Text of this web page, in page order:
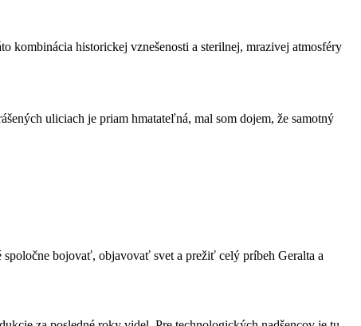
kombinácia historickej vznešenosti a sterilnej, mrazivej atmosféry
uliciach je priam hmatateľná, mal som dojem, že samotný
bojovať, objavovať svet a prežiť celý príbeh Geralta a